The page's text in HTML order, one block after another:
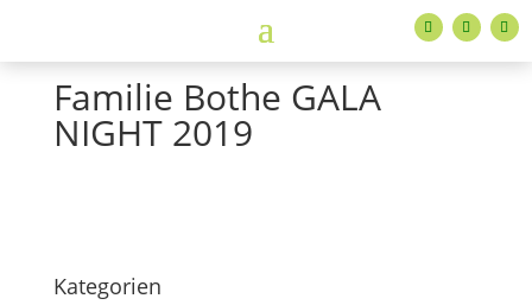
Familie Bothe GALA
NIGHT 2019
Kategorien